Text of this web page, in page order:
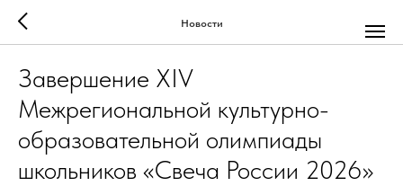
Новости
Завершение XIV
Межрегиональной культурно-
образовательной олимпиады
школьников «Свеча России 2026»